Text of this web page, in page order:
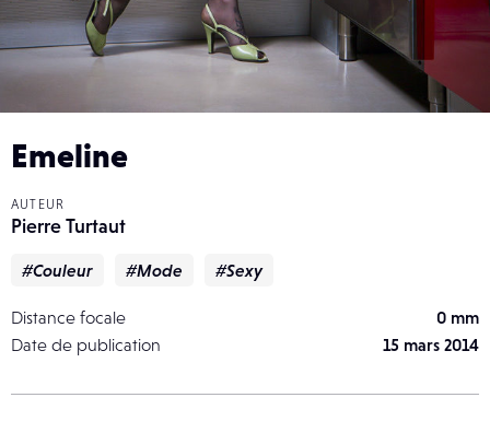
Emeline
AUTEUR
Pierre Turtaut
#Couleur #Mode #Sexy
Distance focale
0 mm
Date de publication
15 mars 2014